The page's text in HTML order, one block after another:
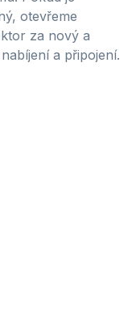
otevřeme
za nový a
a připojení.